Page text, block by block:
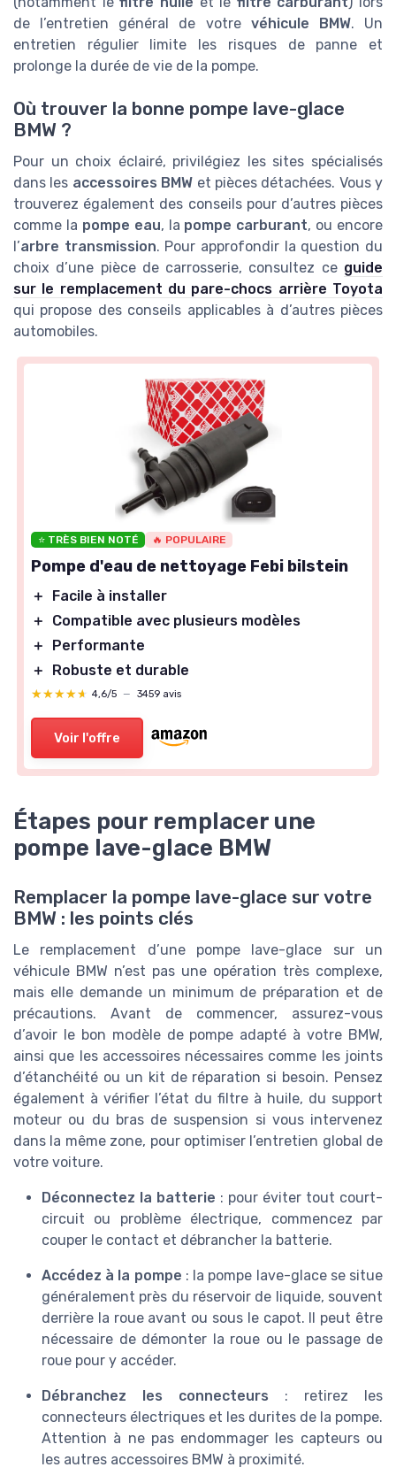
de l’entretien général de votre véhicule BMW. Un
entretien régulier limite les risques de panne et
prolonge la durée de vie de la pompe.
Où trouver la bonne pompe lave-glace
BMW ?
Pour un choix éclairé, privilégiez les sites spécialisés
dans les accessoires BMW et pièces détachées. Vous y
trouverez également des conseils pour d’autres pièces
comme la pompe eau, la pompe carburant, ou encore
l’arbre transmission. Pour approfondir la question du
choix d’une pièce de carrosserie, consultez ce guide
sur le remplacement du pare-chocs arrière Toyota
qui propose des conseils applicables à d’autres pièces
automobiles.
⭐ TRÈS BIEN NOTÉ 🔥 POPULAIRE
Pompe d'eau de nettoyage Febi bilstein
＋
Facile à installer
＋
Compatible avec plusieurs modèles
＋
Performante
＋
Robuste et durable
★★★★★
★★★★★ 4,6/5 — 3459 avis
Voir l'offre
Étapes pour remplacer une
pompe lave-glace BMW
Remplacer la pompe lave-glace sur votre
BMW : les points clés
Le remplacement d’une pompe lave-glace sur un
véhicule BMW n’est pas une opération très complexe,
mais elle demande un minimum de préparation et de
précautions. Avant de commencer, assurez-vous
d’avoir le bon modèle de pompe adapté à votre BMW,
ainsi que les accessoires nécessaires comme les joints
d’étanchéité ou un kit de réparation si besoin. Pensez
également à vérifier l’état du filtre à huile, du support
moteur ou du bras de suspension si vous intervenez
dans la même zone, pour optimiser l’entretien global de
votre voiture.
Déconnectez la batterie : pour éviter tout court-
circuit ou problème électrique, commencez par
couper le contact et débrancher la batterie.
Accédez à la pompe : la pompe lave-glace se situe
généralement près du réservoir de liquide, souvent
derrière la roue avant ou sous le capot. Il peut être
nécessaire de démonter la roue ou le passage de
roue pour y accéder.
Débranchez les connecteurs : retirez les
connecteurs électriques et les durites de la pompe.
Attention à ne pas endommager les capteurs ou
les autres accessoires BMW à proximité.